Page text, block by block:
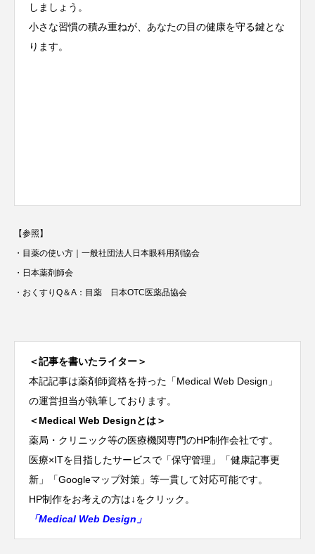
しましょう。
小さな習慣の積み重ねが、あなたの目の健康を守る鍵とな
ります。
【参照】
・ 目薬の使い方｜一般社団法人日本眼科用剤協会
・ 日本薬剤師会
・ おくすりQ＆A：目薬 日本OTC医薬品協会
＜記事を書いたライター＞
本記記事は薬剤師資格を持った「Medical Web Design」
の運営担当が執筆しております。
＜Medical Web Designとは＞
薬局・クリニック等の医療機関専門のHP制作会社です。
医療×ITを目指したサービスで「保守管理」「健康記事更
新」「Googleマップ対策」等一貫して対応可能です。
HP制作をお考えの方は↓をクリック。
「Medical Web Design」